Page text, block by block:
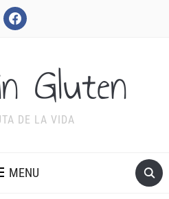
facebook
Gluten
DE LA VIDA
MENU